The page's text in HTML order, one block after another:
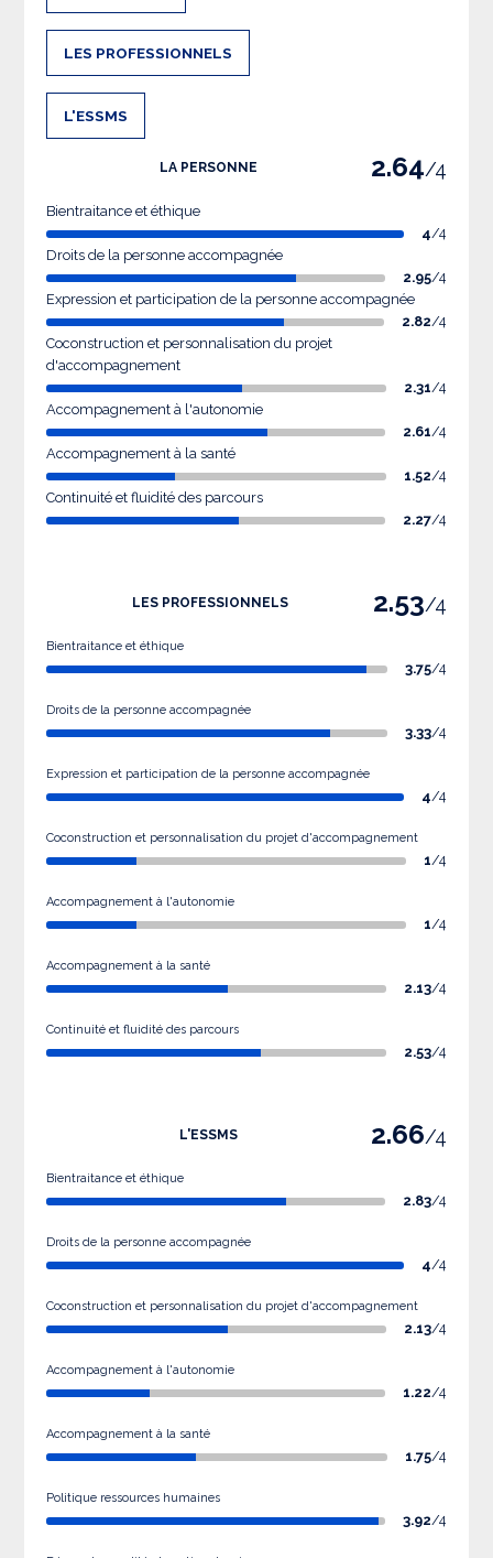
LES PROFESSIONNELS
L'ESSMS
LA PERSONNE 2.64/4
Bientraitance et éthique
4/4
Droits de la personne accompagnée
2.95/4
Expression et participation de la personne accompagnée
2.82/4
Coconstruction et personnalisation du projet
d'accompagnement
2.31/4
Accompagnement à l'autonomie
2.61/4
Accompagnement à la santé
1.52/4
Continuité et fluidité des parcours
2.27/4
LES PROFESSIONNELS 2.53/4
Bientraitance et éthique
3.75/4
Droits de la personne accompagnée
3.33/4
Expression et participation de la personne accompagnée
4/4
Coconstruction et personnalisation du projet d'accompagnement
1/4
Accompagnement à l'autonomie
1/4
Accompagnement à la santé
2.13/4
Continuité et fluidité des parcours
2.53/4
L'ESSMS 2.66/4
Bientraitance et éthique
2.83/4
Droits de la personne accompagnée
4/4
Coconstruction et personnalisation du projet d'accompagnement
2.13/4
Accompagnement à l'autonomie
1.22/4
Accompagnement à la santé
1.75/4
Politique ressources humaines
3.92/4